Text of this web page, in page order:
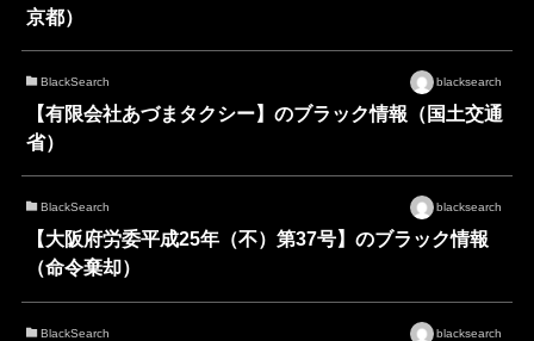
京都）
BlackSearch blacksearch
【有限会社あづまタクシー】のブラック情報（国土交通
省）
BlackSearch blacksearch
【大阪府労委平成25年（不）第37号】のブラック情報
（命令棄却）
BlackSearch blacksearch